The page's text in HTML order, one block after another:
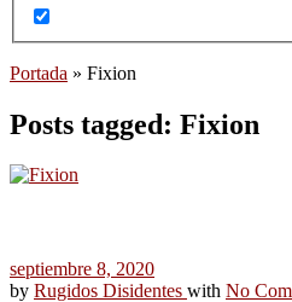
Portada » Fixion
Posts tagged: Fixion
septiembre 8, 2020
by Rugidos Disidentes with No